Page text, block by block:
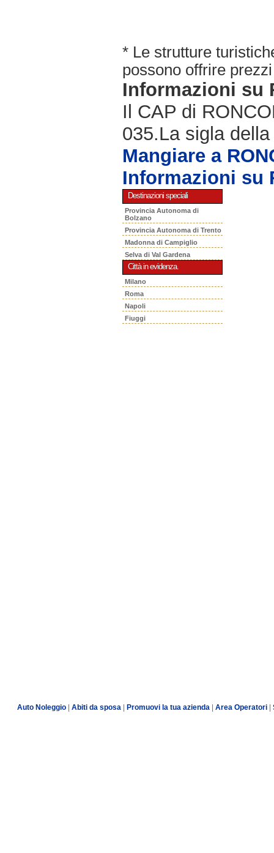
* Le strutture
possono offrire
Informazioni su
Il CAP di
035.La sigla
Mangiare a
Informazioni su
Destinazioni speciali
Provincia Autonoma di
Bolzano
Provincia Autonoma di Trento
Madonna di Campiglio
Selva di Val Gardena
Città in evidenza.
Milano
Roma
Napoli
Fiuggi
Auto Noleggio Abiti da sposa Promuovi la tua azienda Area Operatori